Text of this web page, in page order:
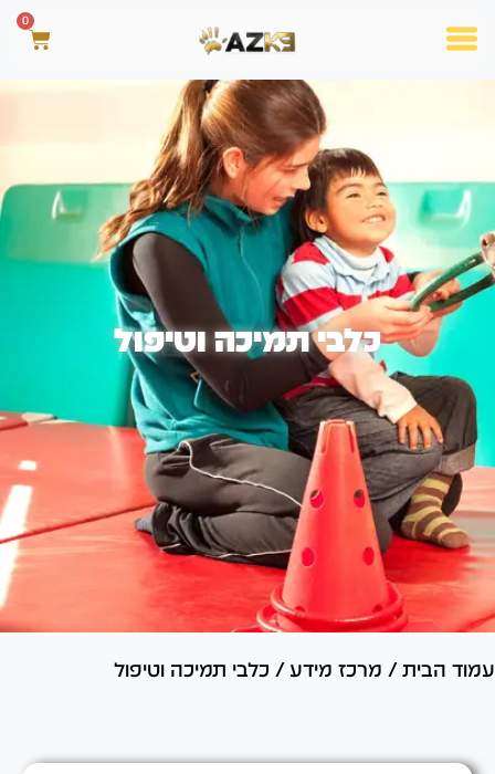
0
כלבי תמיכה וטיפול
עמוד הבית / מרכז מידע / כלבי תמיכה וטיפול